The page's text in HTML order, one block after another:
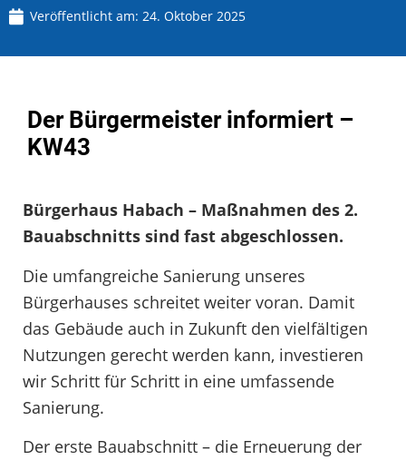
Veröffentlicht am: 24. Oktober 2025
Der Bürgermeister informiert –
KW43
Bürgerhaus Habach – Maßnahmen des 2.
Bauabschnitts sind fast abgeschlossen.
Die umfangreiche Sanierung unseres
Bürgerhauses schreitet weiter voran. Damit
das Gebäude auch in Zukunft den vielfältigen
Nutzungen gerecht werden kann, investieren
wir Schritt für Schritt in eine umfassende
Sanierung.
Der erste Bauabschnitt – die Erneuerung der